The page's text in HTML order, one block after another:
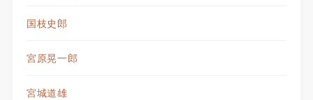
国枝史郎
宮原晃一郎
宮城道雄